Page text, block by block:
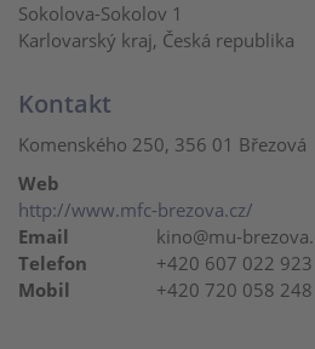
Sokolova-Sokolov 1
Karlovarský kraj, Česká republika
Kontakt
Komenského 250, 356 01 Březová
Web
http://www.mfc-brezova.cz/
Email
kino@mu-
Telefon
+420 607 022 923
Mobil
+420 720 058 248